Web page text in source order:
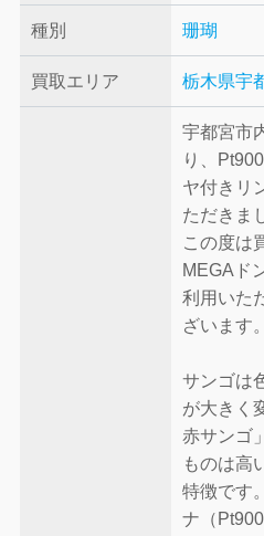
種別 珊瑚
買取エリア 栃木県宇
宇都宮市
り、
ヤ付きリ
ただきま
この度は
MEGAド
利用いた
ざいます。
サンゴは
が大きく
赤サンゴ
ものは高
特徴です
ナ（